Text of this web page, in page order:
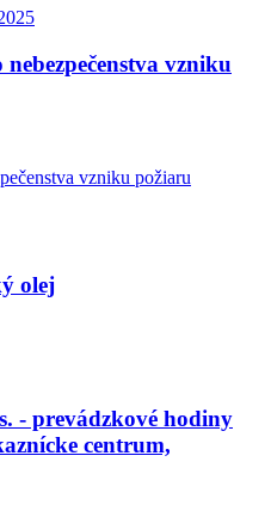
nebezpečenstva vzniku
vzniku požiaru
olej
- prevádzkové hodiny
centrum,